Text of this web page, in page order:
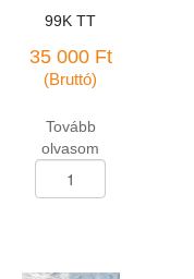
99K TT
35 000 Ft
(Bruttó)
Tovább
olvasom
abroncs